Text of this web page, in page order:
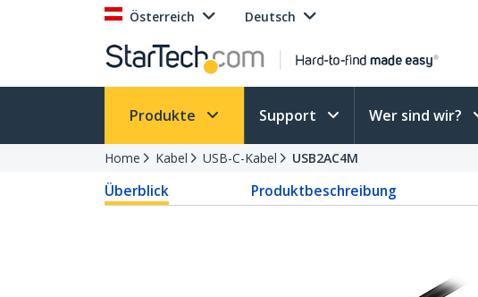
Österreich Deutsch
Produkte Support Wer sind wir?
Home Kabel USB-C-Kabel USB2AC4M
Überblick Produktbeschreibung